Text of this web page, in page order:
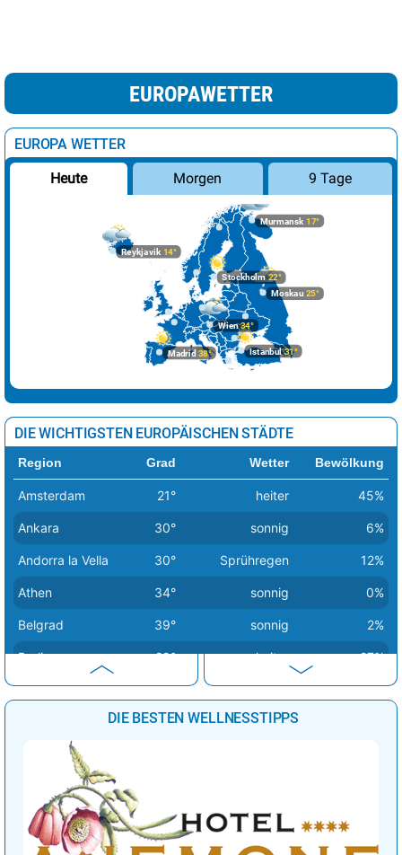
EUROPAWETTER
EUROPA WETTER
Heute Morgen 9 Tage
Istanbul31°
Wien34°
Moskau 25°
Madrid 38°
Murmansk 17°
Reykjavik 14°
Stockholm22°
DIE WICHTIGSTEN EUROPÄISCHEN STÄDTE
Region Grad Wetter Bewölkung
Amsterdam 21° heiter 45%
Ankara 30° sonnig 6%
Andorra la Vella 30° Sprühregen 12%
Athen 34° sonnig 0%
Belgrad 39° sonnig 2%
Berlin 29° heiter 27%
Bern 34° Sprühregen 18%
36° heiter
Budapest
Bukarest 38° sonnig
Chisinau 36° sonnig 9%
DIE BESTEN WELLNESSTIPPS